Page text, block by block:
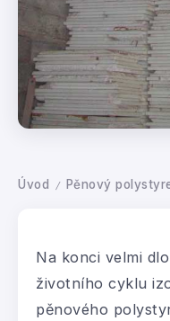
Úvod / Pěnový
Na konci velmi
životního cyklu
pěnového